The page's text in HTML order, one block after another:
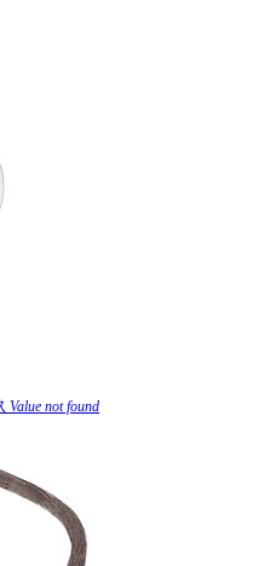
Value not found